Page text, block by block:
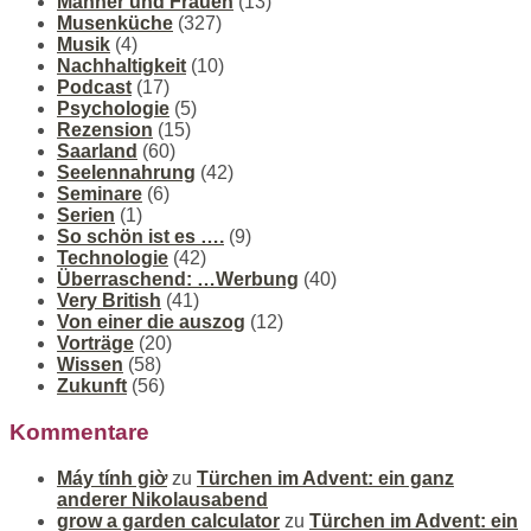
Musenküche (327)
Musik (4)
Nachhaltigkeit (10)
Podcast (17)
Psychologie (5)
Rezension (15)
Saarland (60)
Seelennahrung (42)
Seminare (6)
Serien (1)
So schön ist es …. (9)
Technologie (42)
Überraschend: …Werbung (40)
Very British (41)
Von einer die auszog (12)
Vorträge (20)
Wissen (58)
Zukunft (56)
Kommentare
Máy tính giờzu Türchen im Advent: ein ganz
anderer Nikolausabend
grow a garden calculator zu Türchen im Advent: ein